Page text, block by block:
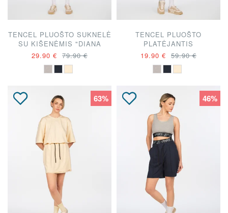
TENCEL PLUOŠTO SUKNELĖ
SU KIŠENĖMIS "DIANA
VAPSVĖ"
29.90 € 79.90 €
TENCEL PLUOŠTO
PLATĖJANTIS
SIJONAS"DIANA VAPSVĖ"
19.90 € 59.90 €
63% 46%